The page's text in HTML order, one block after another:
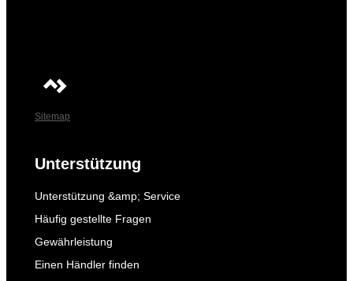
Sitemap
Unterstützung
Unterstützung &amp; Service
Häufig gestellte Fragen
Gewährleistung
Einen Händler finden